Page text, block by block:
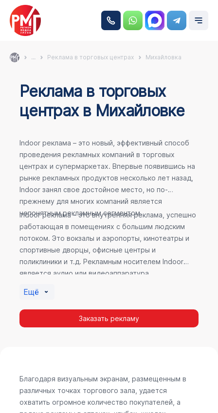
... Реклама в торговых центрах Михайловка
Реклама в торговых
центрах в Михайловке
Indoor реклама – это новый, эффективный способ
проведения рекламных компаний в торговых
центрах и супермаркетах. Впервые появившись на
рынке рекламных продуктов несколько лет назад,
Indoor занял свое достойное место, но по-
прежнему для многих компаний является
непонятным рекламным сегментом.
Indoor реклама – это внутренняя реклама, успешно
работающая в помещениях с большим людским
потоком. Это вокзалы и аэропорты, кинотеатры и
спортивные дворцы, офисные центры и
поликлиники и т.д. Рекламным носителем Indoor
является аудио или видеоаппаратура,
эффективность приносит такой вид рекламы в
местах продаж, поскольку воздействие на
покупателя в момент выбора товара наиболее
Indoor рекламы.
Ещё
Заказать рекламу
Благодаря визуальным экранам, размещенным в
различных точках торгового зала, удается
охватить огромное количество покупателей, а